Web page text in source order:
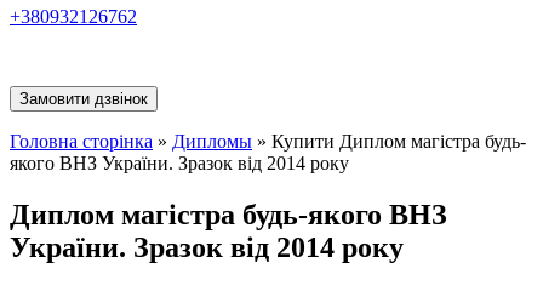
+380932126762
Замовити дзвінок
Головна сторінка » Дипломы » Купити Диплом магістра будь-
якого ВНЗ України. Зразок від 2014 року
Диплом магістра будь-якого ВНЗ
України. Зразок від 2014 року